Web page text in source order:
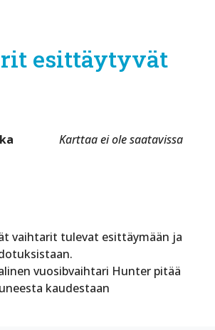
esittäytyvät
Karttaa ei ole saatavissa
vaihtarit tulevat esittäymään ja
vuosibvaihtari Hunter pitää
kaudestaan